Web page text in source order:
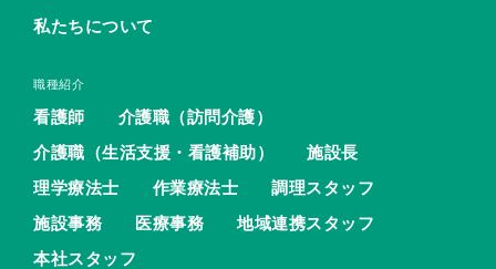
私たちについて
職種紹介
看護師
介護職（訪問介護）
介護職（生活支援・看護補助）
施設長
理学療法士
作業療法士
調理スタッフ
施設事務
医療事務
地域連携スタッフ
本社スタッフ